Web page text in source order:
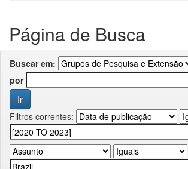
Página de Busca
Buscar em:
por
Filtros correntes: